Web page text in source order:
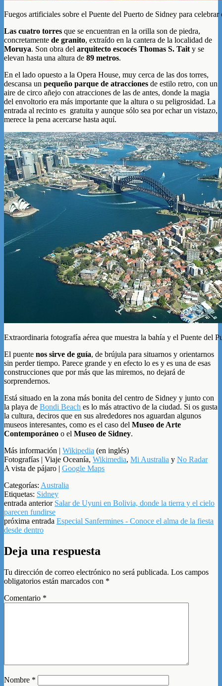
Fuegos artificiales sobre el Puente del Puerto de Sidney para celebrar
Las cuatro torres que se encuentran en la orilla son de piedra,
concretamente de granito, extraído en la cantera de la localidad de
Moruya. Son obra del arquitecto escocés Thomas S. Tait y se
elevan hasta una altura de 89 metros.
En el lado opuesto a la Opera House, muy cerca de las dos torres,
descansa un pequeño parque de atracciones de estilo retro, con un
aire de circo añejo con atracciones de las de antes, donde la magia
del envoltorio era más importante que la altura o su peligrosidad. La
entrada al recinto es gratuita y aunque sólo sea por echar un vistazo,
merece la pena acercarse hasta aquí.
Extraordinaria fotografía aérea que muestra la bahía y el Puente del
El puente nos sirve de guía, de brújula para situarnos y orientarnos
sin perder tiempo. Parece grande y en efecto lo es y es una de esas
construcciones que por más que las miremos, no dejará de
sorprendernos.
Está situado en la zona más bonita del centro de Sidney y junto con
la playa de Bondi Beach es lo más atractivo de la ciudad. Si os gusta
la cultura, deciros que en sus alrededores nos aguardan algunos
museos interesantes, como es el caso del Museo de Arte
Contemporáneo o el Museo de Sidney.
Más información | Wikipedia (en inglés)
Fotografías | Viaje Oceanía, Wikimedia, Mi Australia y No Radar
A vista de pájaro | Google Maps
Categorías: Australia
Etiquetas: Sidney
entrada anterior Salar de Uyuni en Bolivia, donde la tierra y el cielo
parecen fundirse
próxima entrada Especial Sanfermines - Conoce el alma de la fiesta
desde dentro
Deja una respuesta
Tu dirección de correo electrónico no será publicada. Los campos
obligatorios están marcados con *
Comentario *
Nombre *